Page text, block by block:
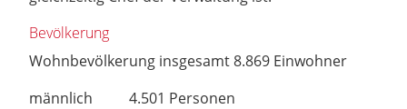
Bevölkerung
Wohnbevölkerung insgesamt 8.869 Einwohner
männlich 4.501 Personen